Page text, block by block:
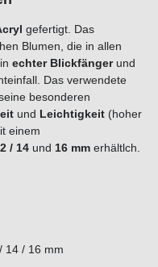
gefertigt. Das
Blumen, die in allen
echter Blickfängerund
Das verwendete
besonderen
und Leichtigkeit (hoher
einem
/ 14 und 16 mm erhältlch.
14 / 16 mm